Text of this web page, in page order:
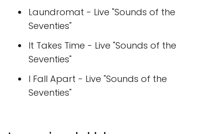
Laundromat - Live "Sounds of the
Seventies"
It Takes Time - Live "Sounds of the
Seventies"
I Fall Apart - Live "Sounds of the
Seventies"